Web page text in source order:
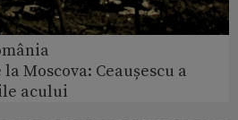
Moscova: Ceaușescu a
acului